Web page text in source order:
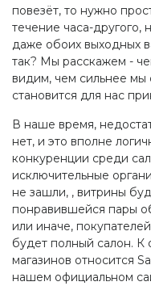
повезёт, то нужно
течение часа-другого,
даже обоих выходных
так? Мы расскажем -
видим, чем сильнее мы
становится для нас
В наше время,
нет, и это вполне
конкуренции среди
исключительные
не зашли, , витрины
понравившейся пары
или иначе,
будет полный салон. К
магазинов относится
нашем официальном